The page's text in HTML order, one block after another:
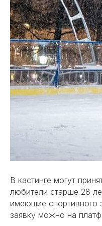
В кастинге могут
любители старше 28
имеющие спортивного
заявку можно на